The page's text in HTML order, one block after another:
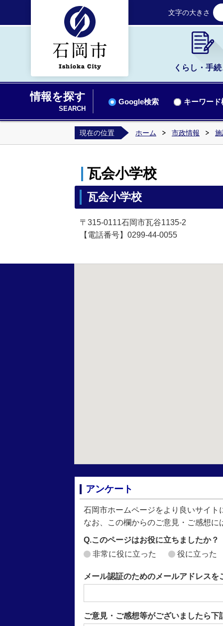
文字の大きさ
くらし・手
情報を探す
SEARCH
Google検索 キーワー
現在の位置 ホーム 市政情報
瓦会小学校
瓦会小学校
〒315-0111石岡市瓦谷1135-2
【電話番号】0299-44-0055
アンケート
石岡市ホームページをより良いサイ
なお、この欄からのご意見・ご感想
Q.このページはお役に立ちましたか？
非常に役に立った
役に立った
メール認証のためのメールアドレスを
ご意見・ご感想等がございましたら